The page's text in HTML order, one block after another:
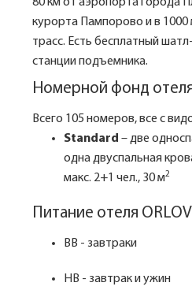
курорта Пампорово и в
трасс. Есть бесплатный
станции подъемника.
Номерной фонд отеля
Всего 105 номеров, все с
Standard – две
одна двуспальная
макс. 2+1 чел., 30 м2
Питание отеля
BB - завтраки
HB - завтрак и ужин